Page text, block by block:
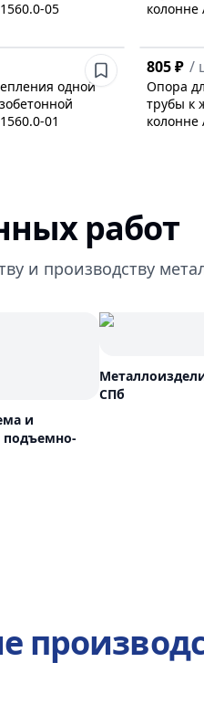
05
колонне
одной
01
805 ₽ /
Опора
трубы к
колонне
работ
и производству
и
подъемно-
СПб